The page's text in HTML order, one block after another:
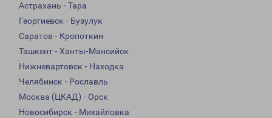
Астрахань - Тара
Георгиевск - Бузулук
Саратов - Кропоткин
Ташкент - Ханты-Мансийск
Нижневартовск - Находка
Челябинск - Рославль
Москва (ЦКАД) - Орск
Новосибирск - Михайловка